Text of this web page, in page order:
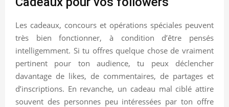
Les cadeaux, concours et opérations spéciales peuvent
très bien fonctionner, à condition d’être pensés
intelligemment. Si tu offres quelque chose de vraiment
pertinent pour ton audience, tu peux déclencher
davantage de likes, de commentaires, de partages et
d’inscriptions. En revanche, un cadeau mal ciblé attire
souvent des personnes peu intéressées par ton offre